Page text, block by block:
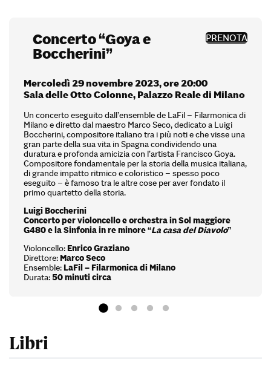
Concerto “Goya e
Boccherini”
PRENOTA
Mercoledì 29 novembre 2023, ore 20:00
Sala delle Otto Colonne, Palazzo Reale di Milano
Un concerto eseguito dall’ensemble de LaFil – Filarmonica di
Milano e diretto dal maestro Marco Seco, dedicato a Luigi
Boccherini, compositore italiano tra i più noti e che visse una
gran parte della sua vita in Spagna condividendo una
duratura e profonda amicizia con l’artista Francisco Goya.
Compositore fondamentale per la storia della musica italiana,
di grande impatto ritmico e coloristico – spesso poco
eseguito – è famoso tra le altre cose per aver fondato il
primo quartetto della storia.
Luigi Boccherini
Concerto per violoncello e orchestra in Sol maggiore
G480 e la Sinfonia in re minore“La casa del Diavolo”
Violoncello: Enrico Graziano
Direttore: Marco Seco
Ensemble: LaFil – Filarmonica di Milano
Durata:50 minuti circa
Libri